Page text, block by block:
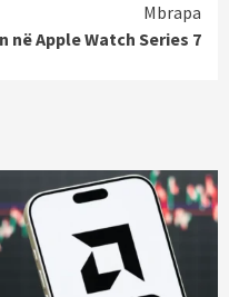
Mbrapa
në Apple Watch Series 7